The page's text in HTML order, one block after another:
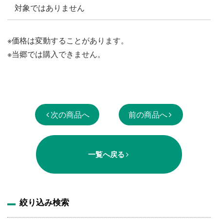
対象ではありません
※価格は変動することがあります。
※当郷では購入できません。
次の商品へ 前の商品へ
一覧へ戻る
絞り込み検索